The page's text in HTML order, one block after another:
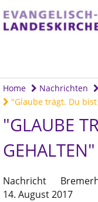
Home Nachrichten
"Glaube trägt. Du bist
"GLAUBE
GEHALTEN"
Nachricht
14. August 2017